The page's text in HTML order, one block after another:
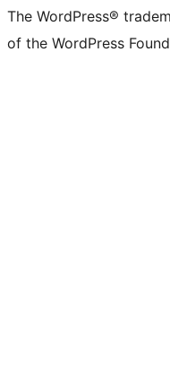
The WordPress®
of the WordPress